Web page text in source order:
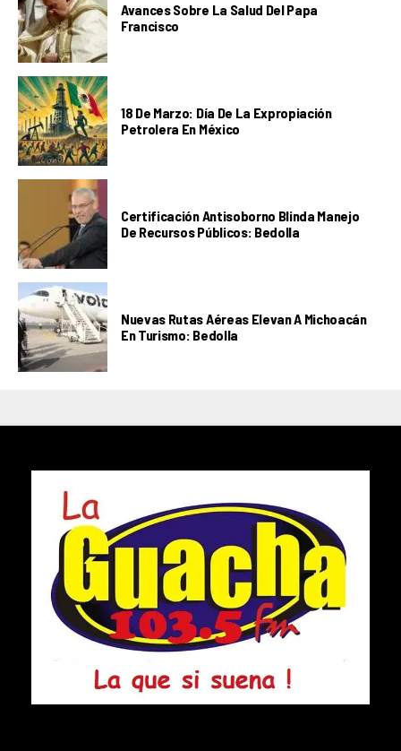
Avances Sobre La Salud Del Papa
Francisco
18 De Marzo: Día De La Expropiación
Petrolera En México
Certificación Antisoborno Blinda Manejo
De Recursos Públicos: Bedolla
Nuevas Rutas Aéreas Elevan A Michoacán
En Turismo: Bedolla